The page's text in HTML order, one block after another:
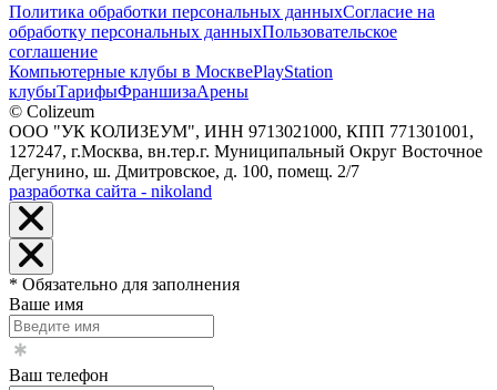
Политика обработки персональных данныхСогласие на
обработку персональных данныхПользовательское
соглашение
Компьютерные клубы в МосквеPlayStation
клубыТарифыФраншизаАрены
© Colizeum
ООО "УК КОЛИЗЕУМ", ИНН 9713021000, КПП 771301001,
127247, г.Москва, вн.тер.г. Муниципальный Округ Восточное
Дегунино, ш. Дмитровское, д. 100, помещ. 2/7
разработка сайта - nikoland
* Обязательно для заполнения
Ваше имя
Ваш телефон